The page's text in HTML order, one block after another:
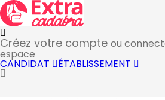
Créez votre compte ou
espace
CANDIDAT ÉTABLISSEMENT